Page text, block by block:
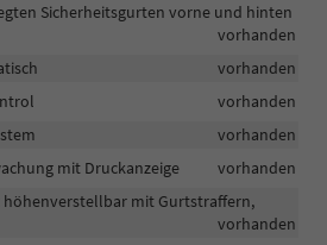
Sicherheitsgurten vorne und hinten
vorhanden
vorhanden
vorhanden
vorhanden
mit Druckanzeige
vorhanden
höhenverstellbar mit Gurtstraffern,
vorhanden